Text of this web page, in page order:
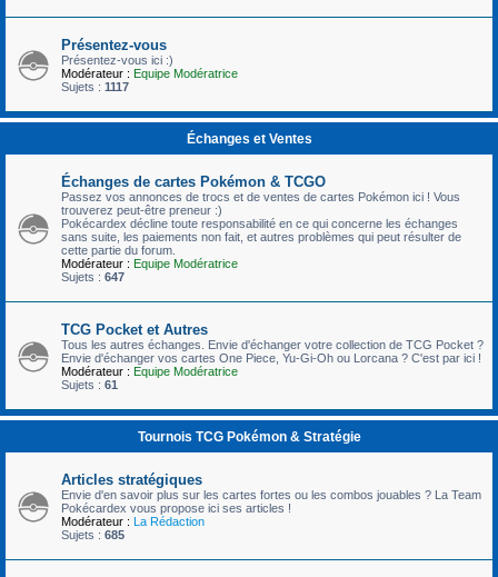
Présentez-vous
Présentez-vous ici :)
Modérateur : Equipe Modératrice
Sujets : 1117
Échanges et Ventes
Échanges de cartes Pokémon & TCGO
Passez vos annonces de trocs et de ventes de cartes Pokémon ici ! Vous
trouverez peut-être preneur :)
Pokécardex décline toute responsabilité en ce qui concerne les échanges
sans suite, les paiements non fait, et autres problèmes qui peut résulter de
cette partie du forum.
Modérateur : Equipe Modératrice
Sujets : 647
TCG Pocket et Autres
Tous les autres échanges. Envie d'échanger votre collection de TCG Pocket ?
Envie d'échanger vos cartes One Piece, Yu-Gi-Oh ou Lorcana ? C'est par ici !
Modérateur : Equipe Modératrice
Sujets : 61
Tournois TCG Pokémon & Stratégie
Articles stratégiques
Envie d'en savoir plus sur les cartes fortes ou les combos jouables ? La Team
Pokécardex vous propose ici ses articles !
Modérateur : La Rédaction
Sujets : 685